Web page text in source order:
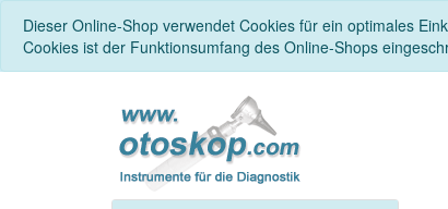
Dieser Online-Shop verwendet Cookies für ein optimales
Cookies ist der Funktionsumfang des Online-Shops